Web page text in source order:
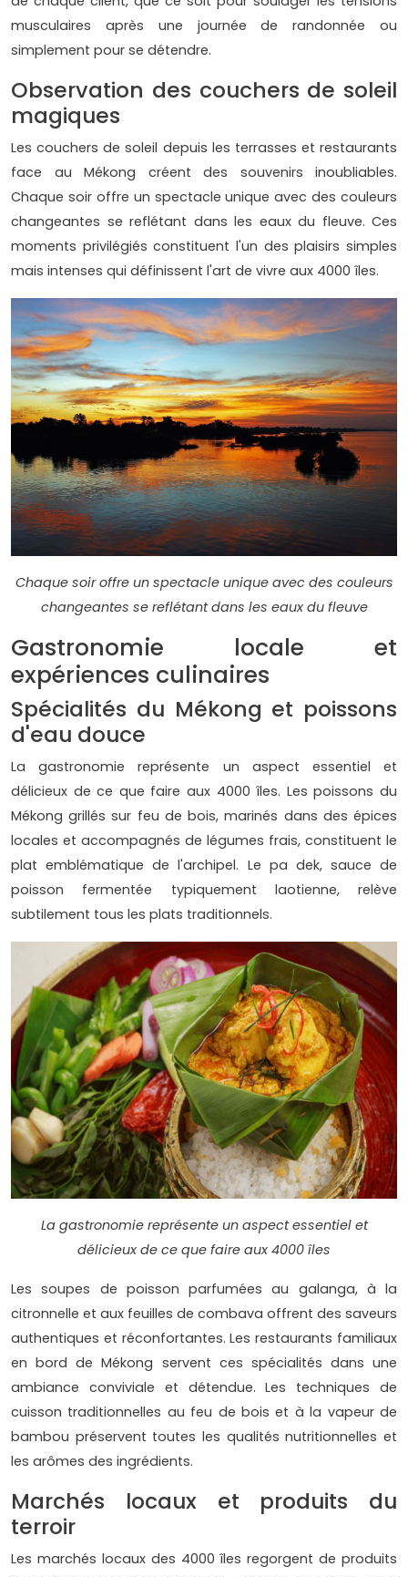
musculaires après une journée de randonnée ou
simplement pour se détendre.
Observation des couchers de soleil
magiques
Les couchers de soleil depuis les terrasses et restaurants
face au Mékong créent des souvenirs inoubliables.
Chaque soir offre un spectacle unique avec des couleurs
changeantes se reflétant dans les eaux du fleuve. Ces
moments privilégiés constituent l'un des plaisirs simples
mais intenses qui définissent l'art de vivre aux 4000 îles.
Chaque soir offre un spectacle unique avec des couleurs
changeantes se reflétant dans les eaux du fleuve
Gastronomie locale et
expériences culinaires
Spécialités du Mékong et poissons
d'eau douce
La gastronomie représente un aspect essentiel et
délicieux de ce que faire aux 4000 îles. Les poissons du
Mékong grillés sur feu de bois, marinés dans des épices
locales et accompagnés de légumes frais, constituent le
plat emblématique de l'archipel. Le pa dek, sauce de
poisson fermentée typiquement laotienne, relève
subtilement tous les plats traditionnels.
La gastronomie représente un aspect essentiel et
délicieux de ce que faire aux 4000 îles
Les soupes de poisson parfumées au galanga, à la
citronnelle et aux feuilles de combava offrent des saveurs
authentiques et réconfortantes. Les restaurants familiaux
en bord de Mékong servent ces spécialités dans une
ambiance conviviale et détendue. Les techniques de
cuisson traditionnelles au feu de bois et à la vapeur de
bambou préservent toutes les qualités nutritionnelles et
les arômes des ingrédients.
Marchés locaux et produits du
terroir
Les marchés locaux des 4000 îles regorgent de produits